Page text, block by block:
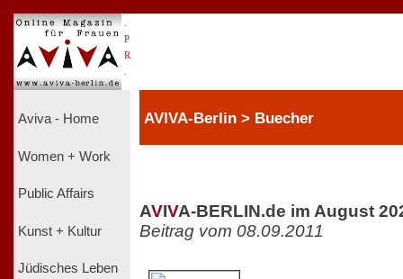
P
R
Aviva - Home
Women + Work
Public Affairs
Kunst + Kultur
Jüdisches Leben
AVIVA-Berlin > Buecher
AVIVA-BERLIN.de im August
Beitrag vom 08.09.2011